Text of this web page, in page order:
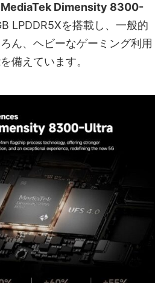
MediaTek Dimensity 8300-
LPDDR5Xを搭載し、一般的
ん、ヘビーなゲーミング利用
備えています。